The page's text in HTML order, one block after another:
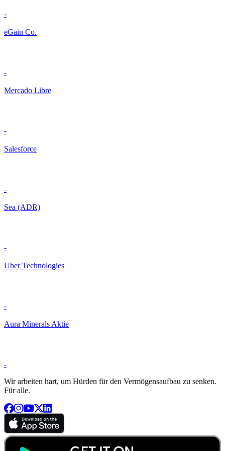
-
eGain Co.
-
Mercado Libre
-
Salesforce
-
Sea (ADR)
-
Uber Technologies
-
Aura Minerals Aktie
-
Wir arbeiten hart, um Hürden für den Vermögensaufbau zu senken.
Für alle.